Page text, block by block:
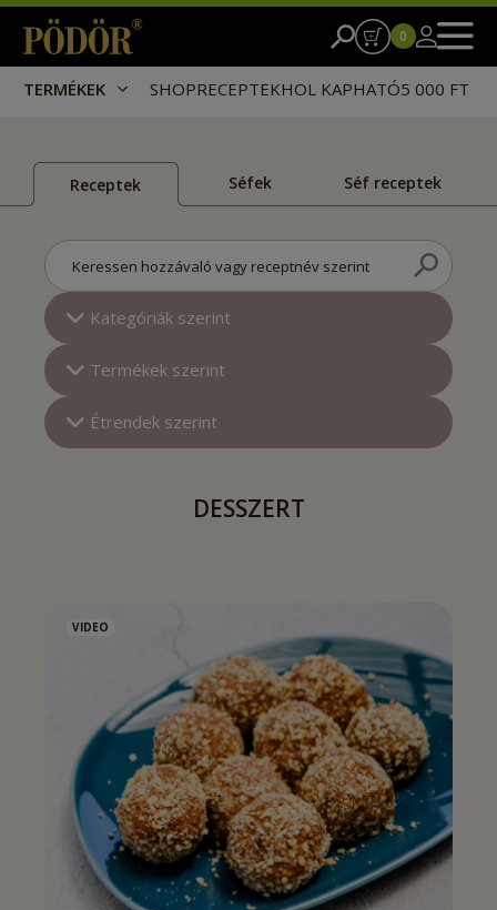
TERMÉKEK SHOPRECEPTEKHOL KAPHATÓ5 000 FT
0
Receptek Séfek Séf receptek
Keressen hozzávaló vagy receptnév szerint
Kategóriák szerint
Termékek szerint
Étrendek szerint
DESSZERT
VIDEO